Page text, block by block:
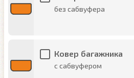
без сабвуфера
Ковер багажника
с сабвуфером